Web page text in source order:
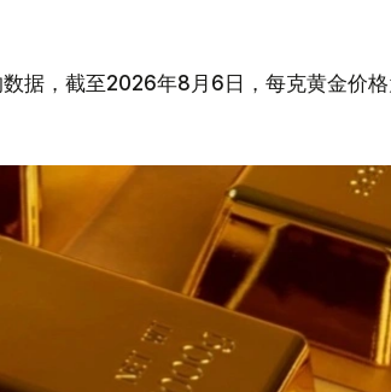
据，截至2026年8月6日，每克黄金价